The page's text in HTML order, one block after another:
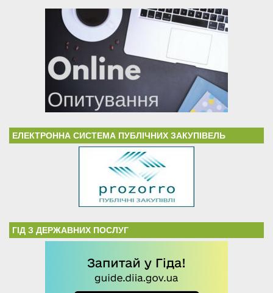
ЕЛЕКТРОННА СИСТЕМА ПУБЛІЧНИХ ЗАКУПІВЕЛЬ
ГІД З ДЕРЖАВНИХ ПОСЛУГ